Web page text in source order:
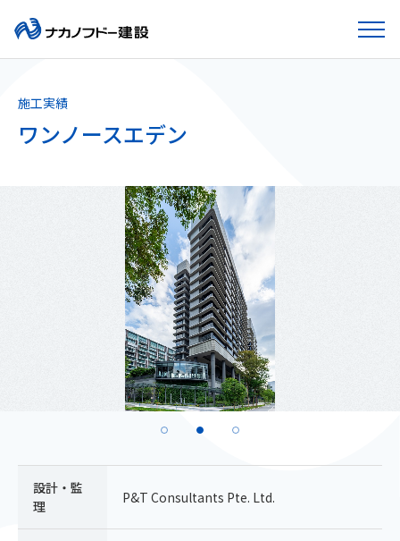
施工実績
ワンノースエデン
設計・監
理
P&T Consultants Pte. Ltd.